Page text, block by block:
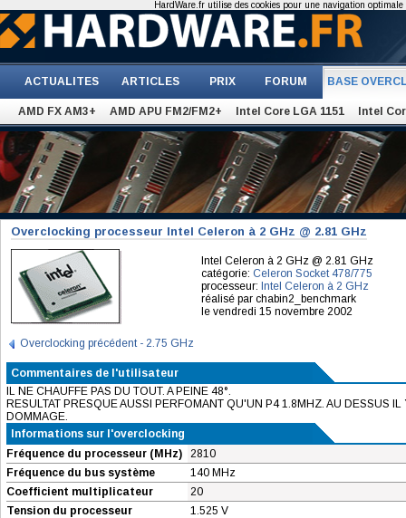
ACTUALITES ARTICLES PRIX FORUM BASE
AMD FX AM3+ AMD APU FM2/FM2+ Intel Core LGA 1151 Intel
Overclocking processeur Intel Celeron à 2 GHz @ 2.81 GHz
Intel Celeron à 2 GHz @ 2.81 GHz
catégorie: Celeron Socket 478/775
processeur: Intel Celeron à 2 GHz
réalisé par chabin2_benchmark
le vendredi 15 novembre 2002
Overclocking précédent - 2.75 GHz
Commentaires de l'utilisateur
IL NE CHAUFFE PAS DU TOUT. A PEINE 48°.
RESULTAT PRESQUE AUSSI PERFOMANT QU'UN P4 1.8MHZ. AU DESSUS
DOMMAGE.
Informations sur l'overclocking
Fréquence du processeur (MHz)
2810
Fréquence du bus système
140 MHz
Coefficient multiplicateur
20
Tension du processeur
1.525 V
HardWare.fr utilise des cookies pour une navigation